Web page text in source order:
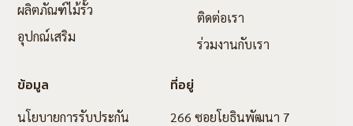
ผลิตภัณฑ์ไม้รั้ว
อุปกณ์เสริม
ติดต่อเรา
ร่วมงานกับเรา
ข้อมูล
นโยบายการรับประกัน
ที่อยู่
266 ซอยโยธินพัฒนา 7